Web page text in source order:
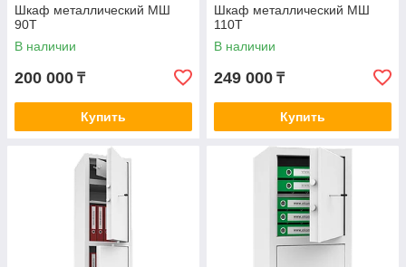
Шкаф металлический МШ
90Т
В наличии
200 000 ₸
Купить
Шкаф металлический МШ
110Т
В наличии
249 000 ₸
Купить